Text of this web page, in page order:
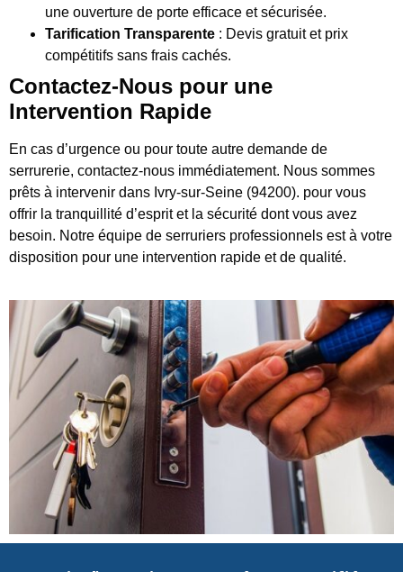
une ouverture de porte efficace et sécurisée.
Tarification Transparente : Devis gratuit et prix
compétitifs sans frais cachés.
Contactez-Nous pour une
Intervention Rapide
En cas d’urgence ou pour toute autre demande de
serrurerie, contactez-nous immédiatement. Nous sommes
prêts à intervenir dans Ivry-sur-Seine (94200). pour vous
offrir la tranquillité d’esprit et la sécurité dont vous avez
besoin. Notre équipe de serruriers professionnels est à votre
disposition pour une intervention rapide et de qualité.